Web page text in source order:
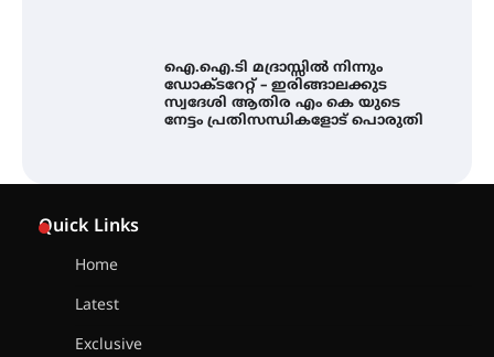
ഐ.ഐ.ടി മദ്രാസ്സിൽ നിന്നും
ഡോക്ടറേറ്റ് – ഇരിങ്ങാലക്കുട
സ്വദേശി ആതിര എം കെ യുടെ
നേട്ടം പ്രതിസന്ധികളോട് പൊരുതി
Quick Links
Home
Latest
Exclusive